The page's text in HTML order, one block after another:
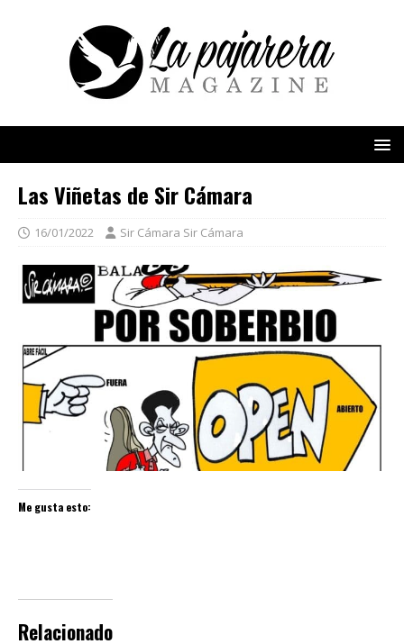
Las Viñetas de Sir Cámara
16/01/2022 Sir Cámara Sir Cámara
Me gusta esto:
Relacionado